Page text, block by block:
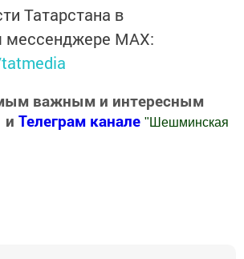
Татарстана в
мессенджере MАХ:
важным и интересным
и Телеграм канале " Шешминская